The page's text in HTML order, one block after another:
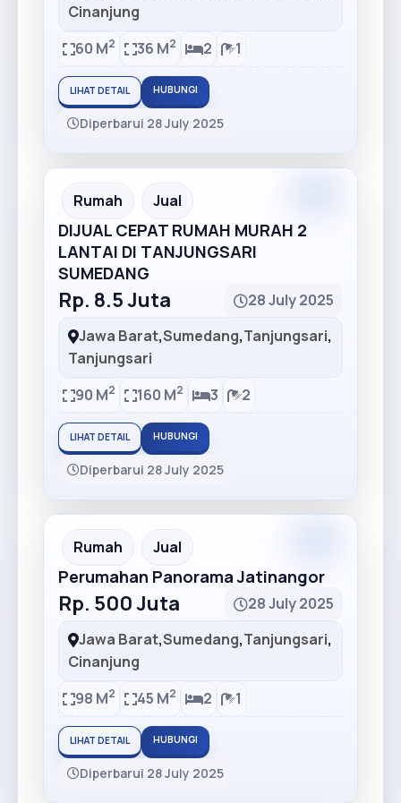
Cinanjung
60 M2 36 M2 2 1
LIHAT DETAIL HUBUNGI
Diperbarui 28 July 2025
Recommended
Rumah Jual
DIJUAL CEPAT RUMAH MURAH 2
LANTAI DI TANJUNGSARI
SUMEDANG
Rp. 8.5 Juta
28 July 2025
Jawa Barat,Sumedang,Tanjungsari,
Tanjungsari
90 M2 160 M2 3 2
LIHAT DETAIL HUBUNGI
Diperbarui 28 July 2025
Recommended
Rumah Jual
Perumahan Panorama Jatinangor
Rp. 500 Juta
28 July 2025
Jawa Barat,Sumedang,Tanjungsari,
Cinanjung
98 M2 45 M2 2 1
LIHAT DETAIL HUBUNGI
Diperbarui 28 July 2025